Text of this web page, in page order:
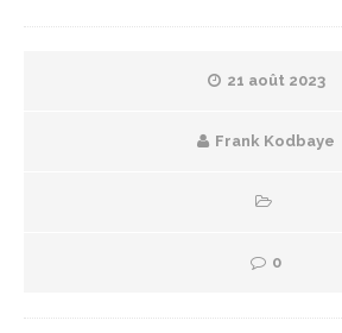
21 août 2023
Frank Kodbaye
0